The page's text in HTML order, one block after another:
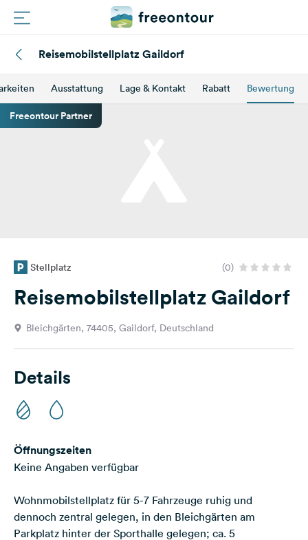
Plätze
Fragen &
Feedback
Sprache:
Folge
uns
Social
Media
Instagram
Reisemobilstellplatz Gaildorf
Ausstattung Lage & Kontakt Rabatt Bewertung
Freeontour Partner
Stellplatz (0)
Reisemobilstellplatz Gaildorf
Bleichgärten, 74405, Gaildorf, Deutschland
Details
Öffnungszeiten
Keine Angaben verfügbar
Wohnmobilstellplatz für 5-7 Fahrzeuge ruhig und
dennoch zentral gelegen, in den Bleichgärten am
Parkplatz hinter der Sporthalle gelegen; ca. 5